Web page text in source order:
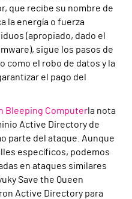
que recibe su nombre de
la energía o fuerza
(apropiado, dado el
sigue los pasos de
como el robo de datos y la
el pago del
Bleeping Computer la nota
Active Directory de
parte del ataque. Aunque
específicos, podemos
en ataques similares
y Save the Queen
Active Directory para